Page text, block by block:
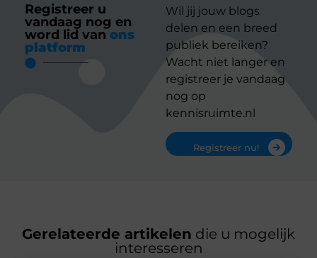
Registreer u
vandaag nog en
word lid van ons
platform
Wil jij jouw blogs
delen en een breed
publiek bereiken?
Wacht niet langer en
registreer je vandaag
nog op
kennisruimte.nl
Registreer nu!
Gerelateerde artikelen die u mogelijk
interesseren